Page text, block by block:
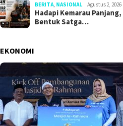
Hadapi Kemarau Panjang,
UAR Bentuk Satgas
Penanggulangan Bencana
Indonesia
BERITA NASIONAL Agustus 2, 2026
Hadapi Kemarau Panjang,
Bentuk Satga…
EKONOMI